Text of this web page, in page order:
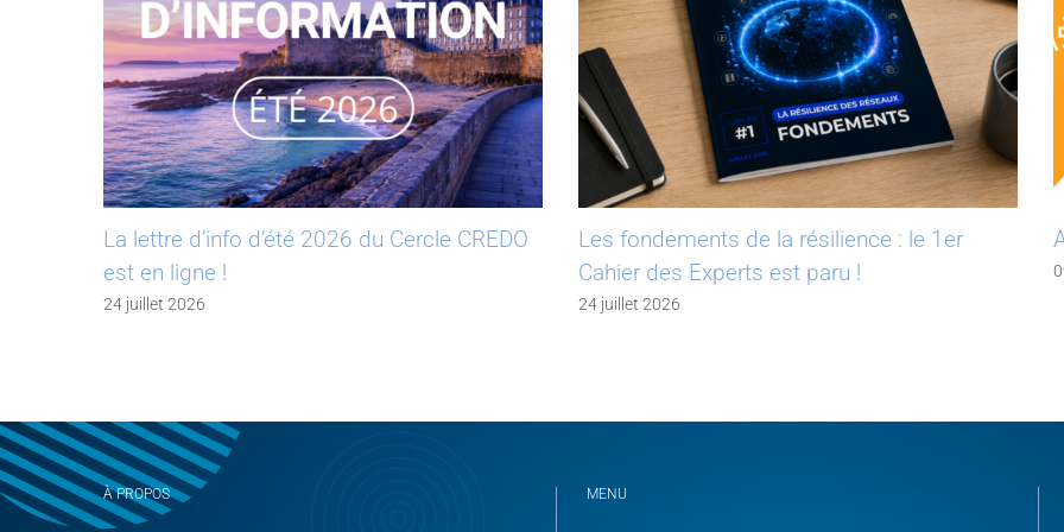
La lettre d’info d’été 2026 du Cercle CREDO
est en ligne !
24 juillet 2026
Les fondements de la résilience : le 1er
Cahier des Experts est paru !
24 juillet 2026
À PROPOS MENU